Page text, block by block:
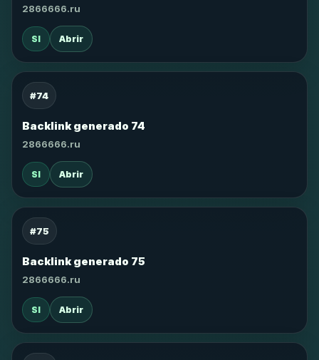
2866666.ru
SI Abrir
#74
Backlink generado 74
2866666.ru
SI Abrir
#75
Backlink generado 75
2866666.ru
SI Abrir